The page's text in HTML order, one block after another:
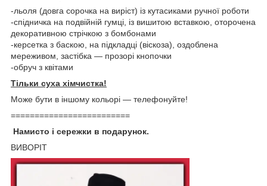
-льоля (довга сорочка на виріст) із кутасиками ручної роботи
-спідничка на подвійній гумці, із вишитою вставкою, оторочена
декоративною стрічкою з бомбонами
-керсетка з баскою, на підкладці (віскоза), оздоблена
мереживом, застібка ― прозорі кнопочки
-обруч з квітами
Тільки суха хімчистка!
Може бути в іншому кольорі ― телефонуйте!
=========================
Намисто і сережки в подарунок.
ВИВОРІТ